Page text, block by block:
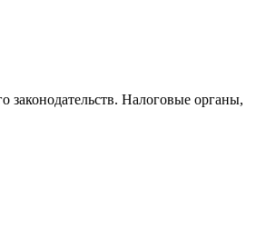
законодательств. Налоговые органы,